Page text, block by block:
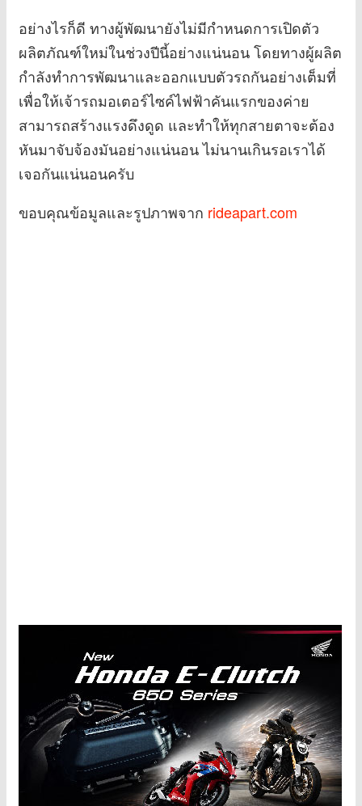
อย่างไรก็ดี ทางผู้พัฒนายังไม่มีกำหนดการเปิดตัว
ผลิตภัณฑ์ใหม่ในช่วงปีนี้อย่างแน่นอน โดยทางผู้ผลิต
กำลังทำการพัฒนาและออกแบบตัวรถกันอย่างเต็มที่
เพื่อให้เจ้ารถมอเตอร์ไซค์ไฟฟ้าคันแรกของค่าย
สามารถสร้างแรงดึงดูด และทำให้ทุกสายตาจะต้อง
หันมาจับจ้องมันอย่างแน่นอน ไม่นานเกินรอเราได้
เจอกันแน่นอนครับ
ขอบคุณข้อมูลและรูปภาพจาก rideapart.com